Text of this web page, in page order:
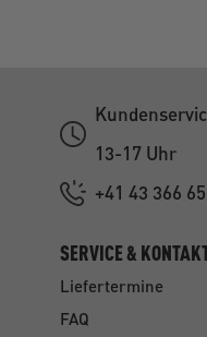
13-17 Uhr
+41 43 366
SERVICE &
Liefertermine
FAQ